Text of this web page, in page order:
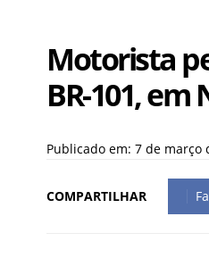
Motorista
BR-101, em
Publicado em: 7 de março
COMPARTILHAR